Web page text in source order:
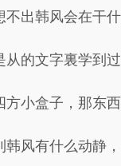
出韩风会在干
的文字裏学到
小盒子，那东
风有什么动静